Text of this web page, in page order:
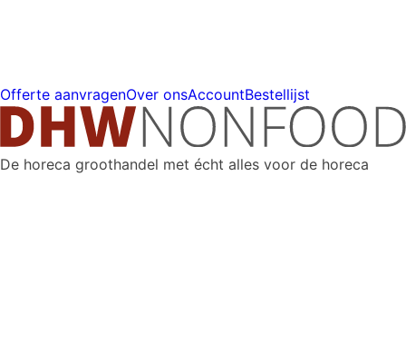
Offerte aanvragenOver onsAccountBestellijst
De horeca groothandel met écht alles voor de horeca